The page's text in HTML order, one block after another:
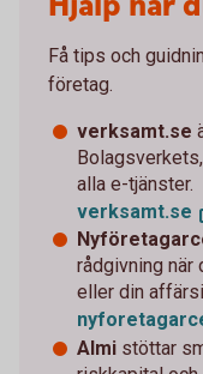
Få tips och
företag.
verksamt.se
alla e-tjänster.
verksamt.se
rådgivning när
eller din
Almi stöttar